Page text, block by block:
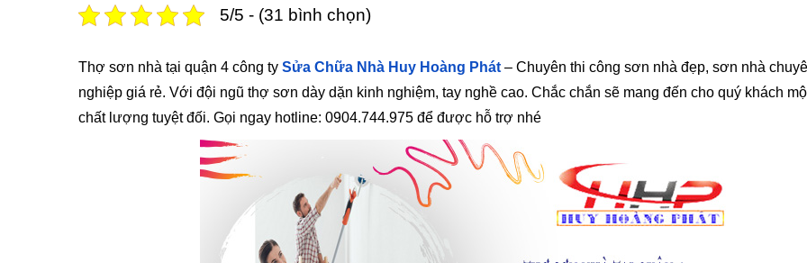
5/5 - (31 bình chọn)
Thợ sơn nhà tại quận 4 công ty Sửa Chữa Nhà Huy Hoàng Phát – Chuyên thi công sơn nhà đẹp, sơn nhà
nghiệp giá rẻ. Với đội ngũ thợ sơn dày dặn kinh nghiệm, tay nghề cao. Chắc chắn sẽ mang đến cho quý khách
chất lượng tuyệt đối. Gọi ngay hotline: 0904.744.975 để được hỗ trợ nhé